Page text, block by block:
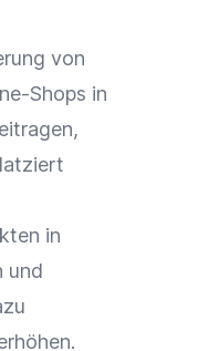
von
Shops in
in
und